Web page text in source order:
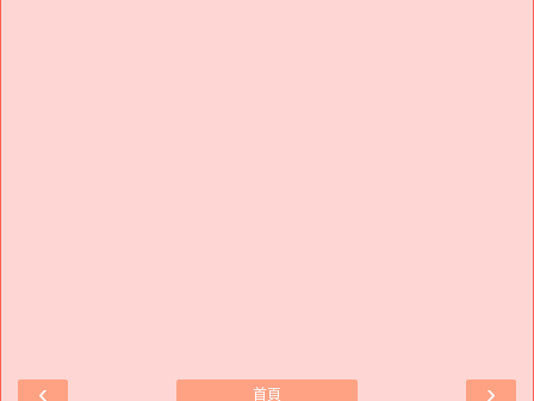
‹ ›
首頁